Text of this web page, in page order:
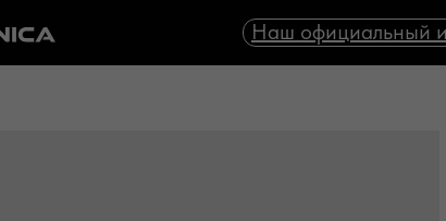
Наш официальный